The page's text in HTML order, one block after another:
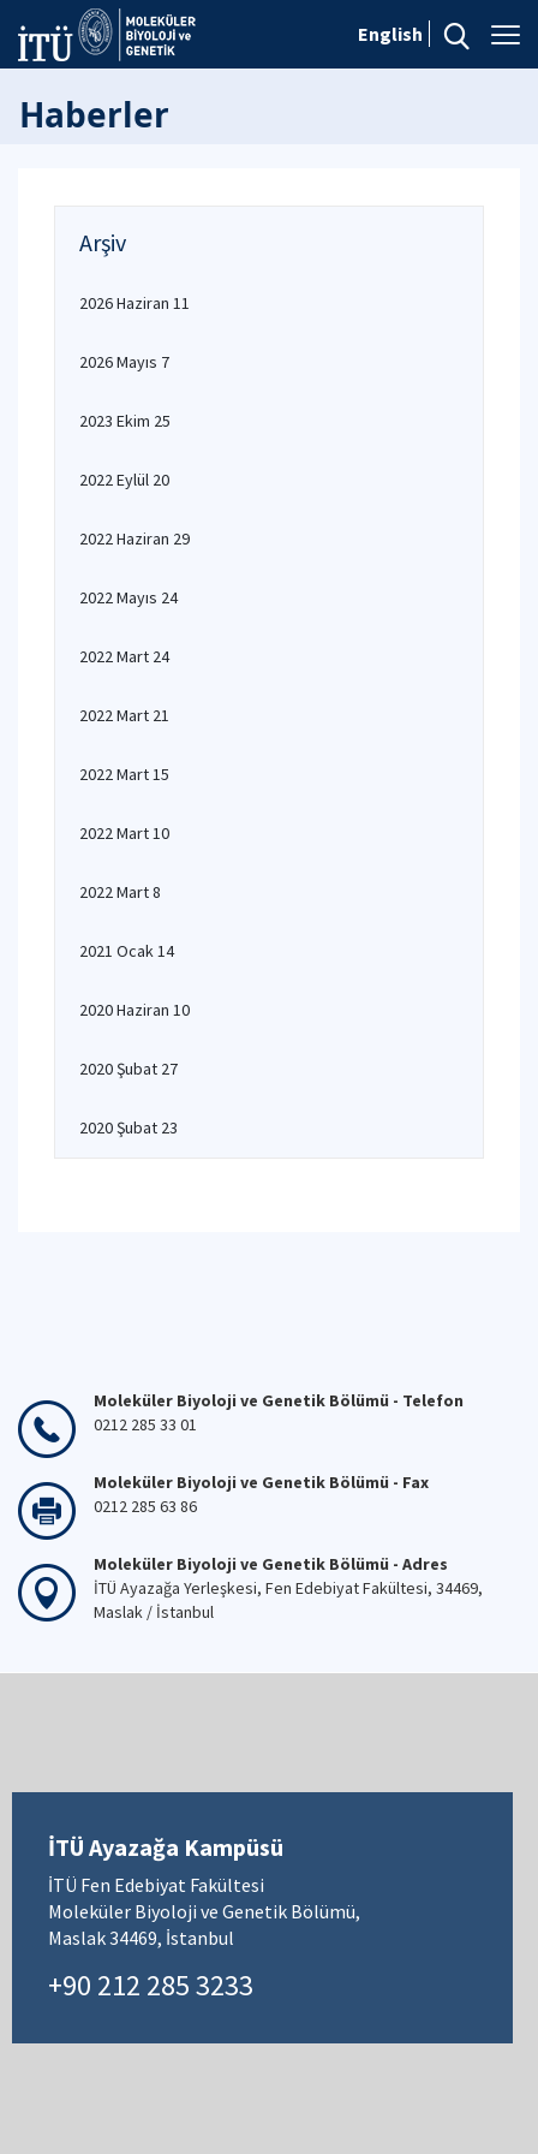
English
Haberler
Arşiv
2026 Haziran 11
2026 Mayıs 7
2023 Ekim 25
2022 Eylül 20
2022 Haziran 29
2022 Mayıs 24
2022 Mart 24
2022 Mart 21
2022 Mart 15
2022 Mart 10
2022 Mart 8
2021 Ocak 14
2020 Haziran 10
2020 Şubat 27
2020 Şubat 23
Moleküler Biyoloji ve Genetik Bölümü - Telefon
0212 285 33 01
Moleküler Biyoloji ve Genetik Bölümü - Fax
0212 285 63 86
Moleküler Biyoloji ve Genetik Bölümü - Adres
İTÜ Ayazağa Yerleşkesi, Fen Edebiyat Fakültesi, 34469,
Maslak / İstanbul
İTÜ Ayazağa Kampüsü
İTÜ Fen Edebiyat Fakültesi
Moleküler Biyoloji ve Genetik Bölümü,
Maslak 34469, İstanbul
+90 212 285 3233